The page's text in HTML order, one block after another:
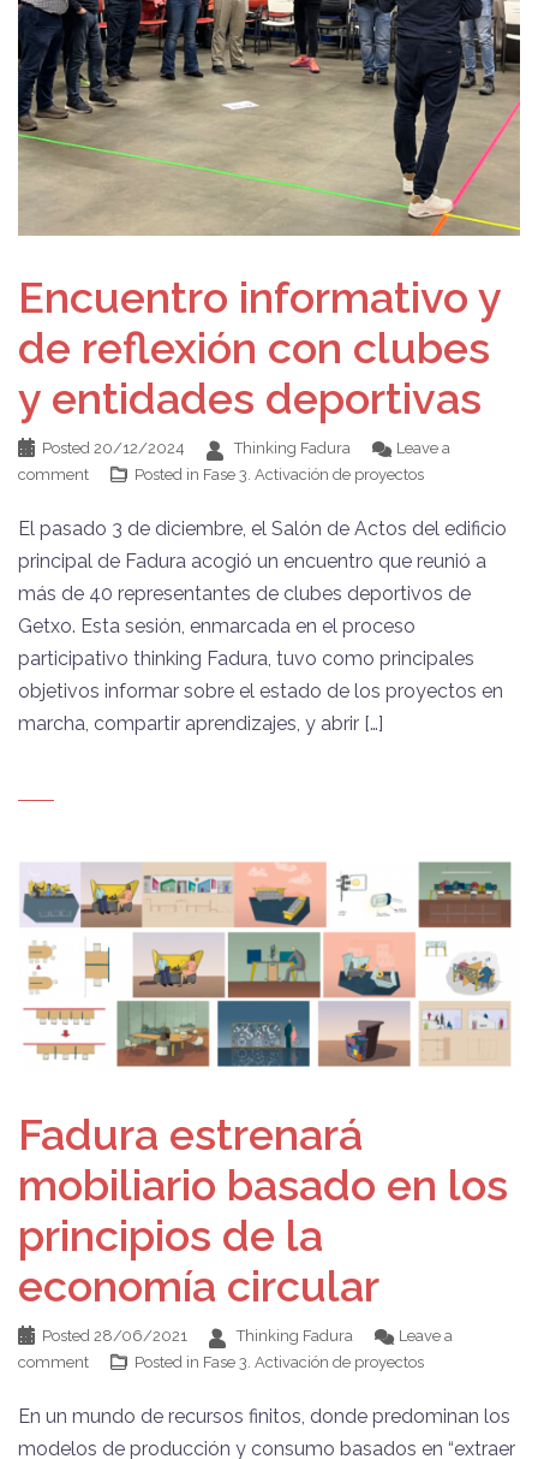
Encuentro informativo y
de reflexión con clubes
y entidades deportivas
Posted 20/12/2024 Thinking Fadura
Leave a
comment
Posted in Fase 3. Activación de proyectos
El pasado 3 de diciembre, el Salón de Actos del edificio
principal de Fadura acogió un encuentro que reunió a
más de 40 representantes de clubes deportivos de
Getxo. Esta sesión, enmarcada en el proceso
participativo thinking Fadura, tuvo como principales
objetivos informar sobre el estado de los proyectos en
marcha, compartir aprendizajes, y abrir […]
Fadura estrenará
mobiliario basado en los
principios de la
economía circular
Posted 28/06/2021 Thinking Fadura
Leave a
comment
Posted in Fase 3. Activación de proyectos
En un mundo de recursos finitos, donde predominan los
modelos de producción y consumo basados en “extraer